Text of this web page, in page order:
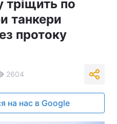
по
танкери
протоку
2604
на нас в Google